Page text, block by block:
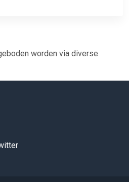
worden via diverse